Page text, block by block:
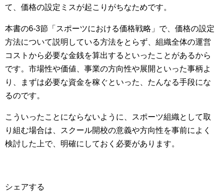
て、価格の設定ミスが起こりがちなためです。
本書の6-3節「スポーツにおける価格戦略」で、価格の設定
方法について説明している方法をとらず、組織全体の運営
コストから必要な金銭を算出するといったことがあるから
です。市場性や価値、事業の方向性や展開といった事柄よ
り、まずは必要な資金を稼ぐといった、たんなる手段にな
るのです。
こういったことにならないように、スポーツ組織として取
り組む場合は、スクール開校の意義や方向性を事前によく
検討した上で、明確にしておく必要があります。
シェアする